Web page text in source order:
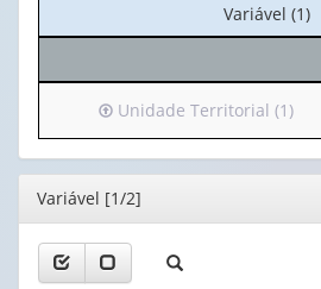
No
cabeçalho:
(1)
Variável (1)
Irá
para
o
cabeçalho
(possui
apenas
1
valor):
Unidade Territorial (1)
Editor
Variável [1/2]